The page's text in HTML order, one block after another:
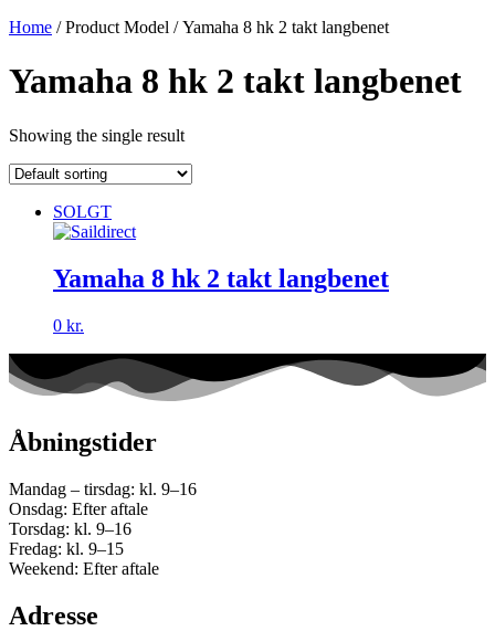
Home / Product Model / Yamaha 8 hk 2 takt langbenet
Yamaha 8 hk 2 takt langbenet
Showing the single result
SOLGT
Yamaha 8 hk 2 takt langbenet
0 kr.
Åbningstider
Mandag – tirsdag: kl. 9–16
Onsdag: Efter aftale
Torsdag: kl. 9–16
Fredag: kl. 9–15
Weekend: Efter aftale
Adresse